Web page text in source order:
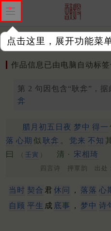
点击这里，展开功能菜
作品 标注四声 出处、引用
作品信息已由电脑自动标
第 2 句因包含“耿弇”，据
弇
腊月初五日夜 梦中 得一
落 心期 似 耿弇 。 觉来 不知
曰
（ 壬寅 ） 清 · 宋相琦
四言诗 押覃韵 出处
当时 契合 君 休问 ， 落落 心
自顾 平生 成 底事 ， 梦中 诗